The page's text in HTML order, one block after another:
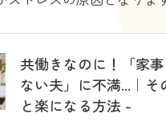
共働きなのに！「家
ない夫」に不満...｜そ
と楽になる方法 -